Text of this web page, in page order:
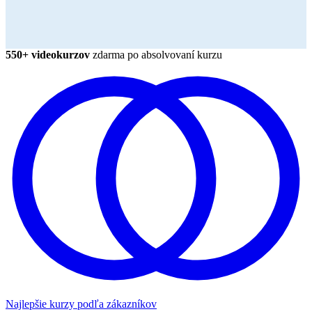
550+ videokurzov zdarma po absolvovaní kurzu
Najlepšie kurzy podľa zákazníkov